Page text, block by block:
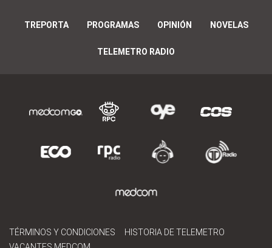
TREPORTA PROGRAMAS OPINIÓN NOVELAS
TELEMETRO RADIO
TÉRMINOS Y CONDICIONES
HISTORIA DE TELEMETRO